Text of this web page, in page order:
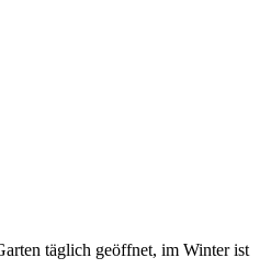
täglich geöffnet, im Winter ist